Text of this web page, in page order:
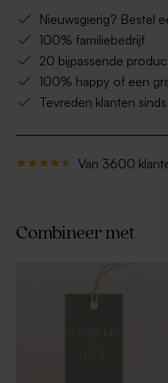
Nieuwsgierig? Bestel
100% familiebedrijf
20 bijpassende
100% happy of een
Tevreden klanten sinds
Van 3600
Combineer met